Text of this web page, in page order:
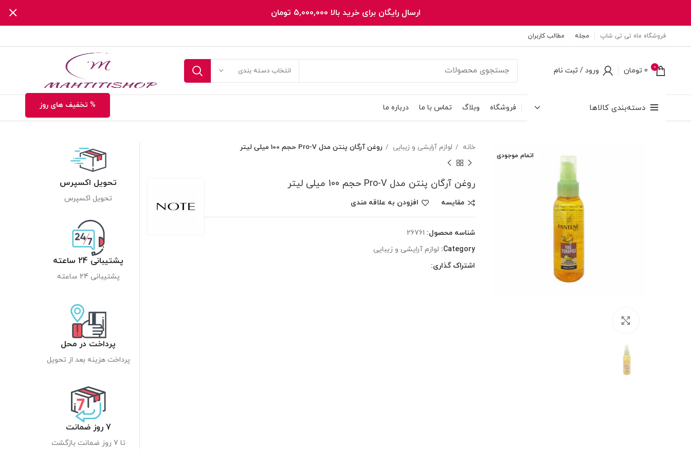
فروشگاه ماه تی تی شاپ مجله مطالب کاربران
0
0 تومان ورود / ثبت نام انتخاب دسته بندی
دسته‌بندی کالاها فروشگاه وبلاگ تماس با ما درباره ما % تخفیف های روز
اتمام موجودی
خانه لوازم آرایشی و زیبایی روغن آرگان پنتن مدل Pro-V حجم 100 میلی لیتر
روغن آرگان پنتن مدل Pro-V حجم 100 میلی لیتر
مقایسه افزودن به علاقه مندی
شناسه محصول: 26761
Category: لوازم آرایشی و زیبایی
اشتراک گذاری:
تحویل اکسپرس
تحویل اکسپرس
پشتیبانی 24 ساعته
پشتیبانی 24 ساعته
پرداخت در محل
پرداخت هزینه بعد از تحویل
7 روز ضمانت
تا 7 روز ضمانت بازگشت
ارسال رایگان برای خرید بالا 5,000,000 تومان